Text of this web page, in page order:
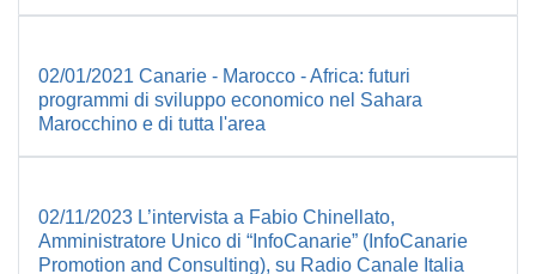
02/01/2021 Canarie - Marocco - Africa: futuri
programmi di sviluppo economico nel Sahara
Marocchino e di tutta l'area
02/11/2023 L’intervista a Fabio Chinellato,
Amministratore Unico di “InfoCanarie” (InfoCanarie
Promotion and Consulting), su Radio Canale Italia